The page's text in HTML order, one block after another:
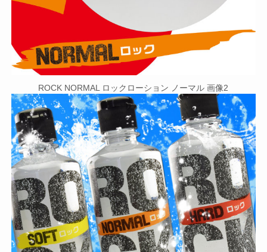
ROCK NORMAL ロックローション ノーマル 画像2